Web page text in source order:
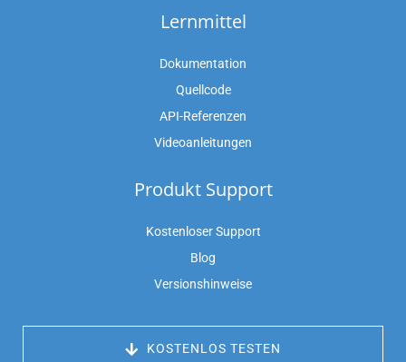
Lernmittel
Dokumentation
Quellcode
API-Referenzen
Videoanleitungen
Produkt Support
Kostenloser Support
Blog
Versionshinweise
KOSTENLOS TESTEN